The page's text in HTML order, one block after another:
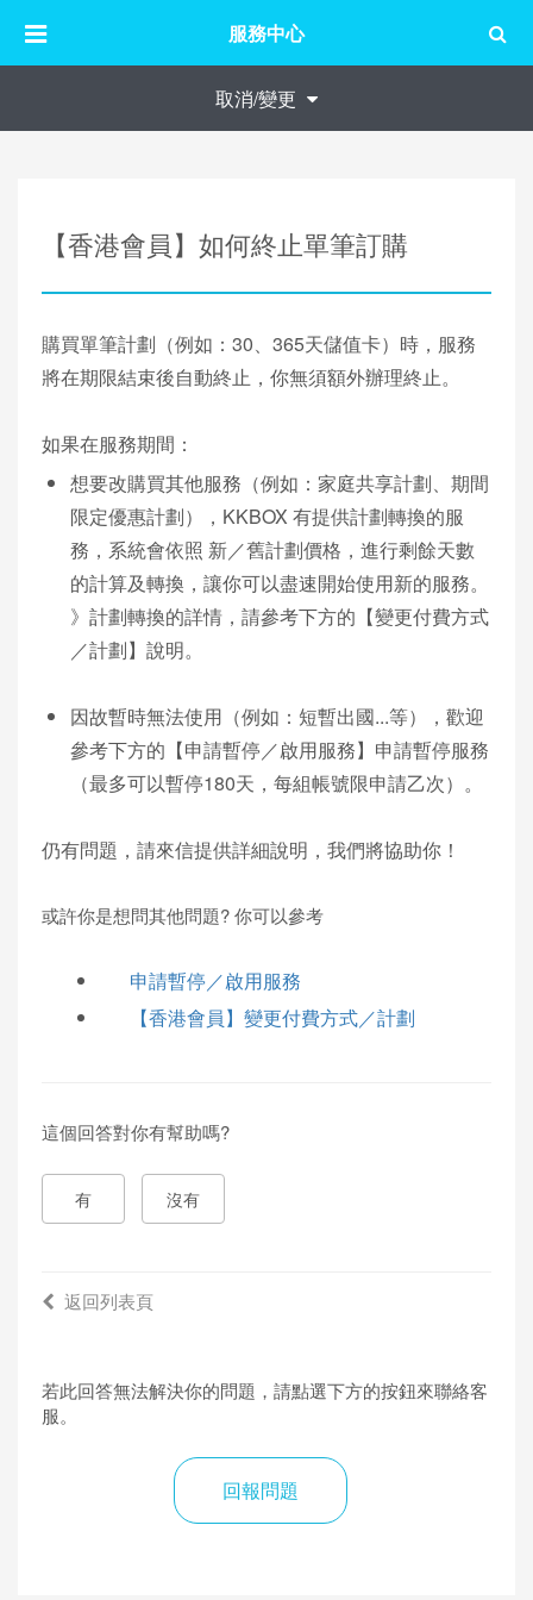
服務中心
取消/變更
【香港會員】如何終止單筆訂購
購買單筆計劃（例如：30、365天儲值卡）時，服務
將在期限結束後自動終止，你無須額外辦理終止。
如果在服務期間：
想要改購買其他服務（例如：家庭共享計劃、期間
限定優惠計劃），KKBOX 有提供計劃轉換的服
務，系統會依照 新／舊計劃價格，進行剩餘天數
的計算及轉換，讓你可以盡速開始使用新的服務。
》計劃轉換的詳情，請參考下方的【變更付費方式
／計劃】說明。
因故暫時無法使用（例如：短暫出國...等），歡迎
參考下方的【申請暫停／啟用服務】申請暫停服務
（最多可以暫停180天，每組帳號限申請乙次）。
仍有問題，請來信提供詳細說明，我們將協助你！
或許你是想問其他問題? 你可以參考
申請暫停／啟用服務
【香港會員】變更付費方式／計劃
這個回答對你有幫助嗎?
有 沒有
返回列表頁
若此回答無法解決你的問題，請點選下方的按鈕來聯絡客
服。
回報問題